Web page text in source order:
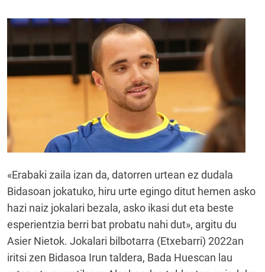
«Erabaki zaila izan da, datorren urtean ez dudala
Bidasoan jokatuko, hiru urte egingo ditut hemen asko
hazi naiz jokalari bezala, asko ikasi dut eta beste
esperientzia berri bat probatu nahi dut», argitu du
Asier Nietok. Jokalari bilbotarra (Etxebarri) 2022an
iritsi zen Bidasoa Irun taldera, Bada Huescan lau